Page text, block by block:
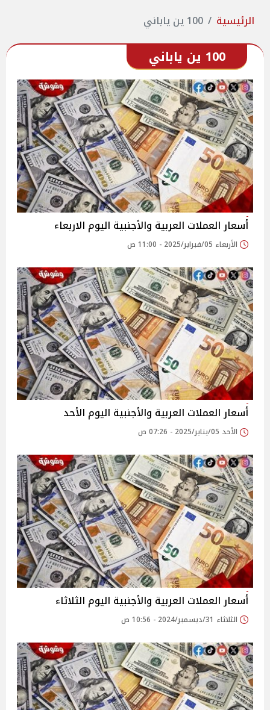
الرئيسية 100 ين ياباني
100 ين ياباني
أسعار العملات العربية والأجنبية اليوم الاربعاء
الأربعاء 05/فبراير/2025 - 11:00 ص
أسعار العملات العربية والأجنبية اليوم الأحد
الأحد 05/يناير/2025 - 07:26 ص
أسعار العملات العربية والأجنبية اليوم الثلاثاء
الثلاثاء 31/ديسمبر/2024 - 10:56 ص